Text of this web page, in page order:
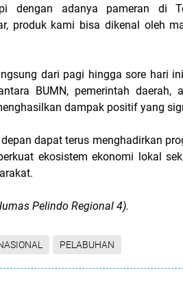
dengan adanya pameran di
produk kami bisa dikenal oleh
dari pagi hingga sore hari
BUMN, pemerintah daerah,
dampak positif yang
dapat terus menghadirkan
ekosistem ekonomi lokal
Pelindo Regional 4).
PELABUHAN